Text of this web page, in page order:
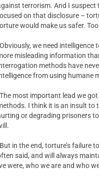
terrorism. And I suspect
on that disclosure –
would make us safer.
we need
misleading information
methods have
from using humane
most important lead we
I think it is an insult to
or degrading prisoners
in the end, torture’s failure
said, and will always
were, who we are and who